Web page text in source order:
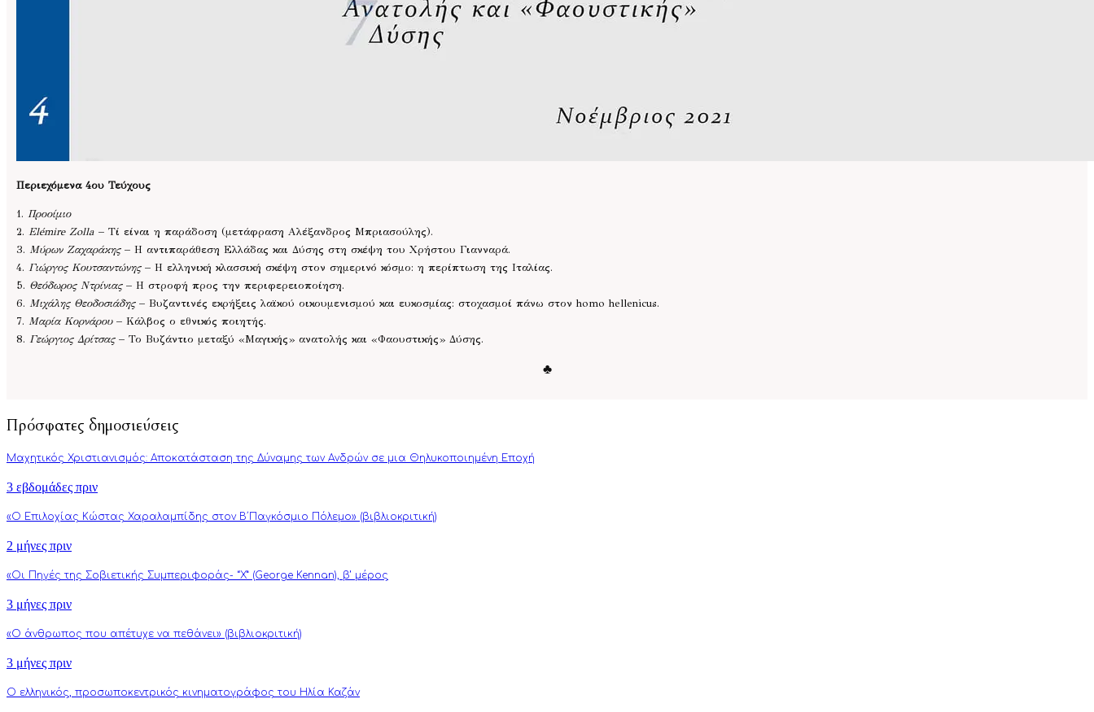
Περιεχόμενα 4ου Τεύχους
1. Προοίμιο
2. Elémire Zolla – Τί είναι η παράδοση (μετάφραση Αλέξανδρος Μπριασούλης).
3. Μύρων Ζαχαράκης– Η αντιπαράθεση Ελλάδας και Δύσης στη σκέψη του Χρήστου Γιανναρά.
4. Γιώργος Κουτσαντώνης– Η ελληνική κλασσική σκέψη στον σημερινό κόσμο: η περίπτωση της Ιταλίας.
5. Θεόδωρος Ντρίνιας– Η στροφή προς την περιφερειοποίηση.
6. Μιχάλης Θεοδοσιάδης– Βυζαντινές εκρήξεις λαϊκού οικουμενισμού και ευκοσμίας: στοχασμοί πάνω στον homo hellenicus.
7. Μαρία Κορνάρου– Κάλβος ο εθνικός ποιητής.
8. Γεώργιος Δρίτσας– Το Βυζάντιο μεταξύ «Μαγικής» ανατολής και «Φαουστικής» Δύσης.
♣
Πρόσφατες δημοσιεύσεις
Μαχητικός Χριστιανισμός: Αποκατάσταση της Δύναμης των Ανδρών σε μια Θηλυκοποιημένη Εποχή
3 εβδομάδες πριν
«Ο Επιλοχίας Κώστας Χαραλαμπίδης στον Β΄Παγκόσμιο Πόλεμο» (βιβλιοκριτική)
2 μήνες πριν
«Οι Πηγές της Σοβιετικής Συμπεριφοράς- “Χ” (George Kennan), β’ μέρος
3 μήνες πριν
«Ο άνθρωπος που απέτυχε να πεθάνει» (βιβλιοκριτική)
3 μήνες πριν
Ο ελληνικός, προσωποκεντρικός κινηματογράφος του Ηλία Καζάν